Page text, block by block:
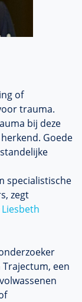
of
trauma.
bij deze
Goede
specialistische
zegt
Liesbeth
een